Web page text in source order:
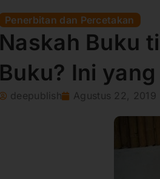
Penerbitan dan Percetakan
Naskah Buku
Buku? Ini
deepublish Agustus 22, 2019